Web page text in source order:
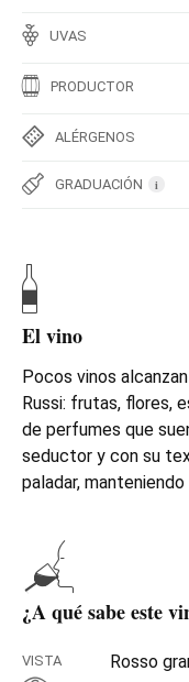
UVAS
PRODUCTOR
ALÉRGENOS
GRADUACIÓN i
El vino
Pocos vinos
Russi: frutas, flores,
de perfumes que
seductor y con su
paladar,
¿A qué sabe este
VISTA Rosso